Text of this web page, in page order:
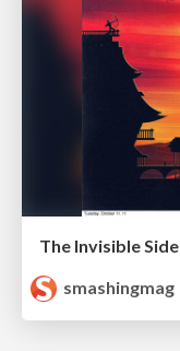
The Invisible
smashingmag